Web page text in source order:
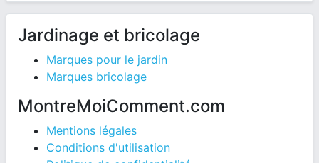
Jardinage et bricolage
Marques pour le jardin
Marques bricolage
MontreMoiComment.com
Mentions légales
Conditions d'utilisation